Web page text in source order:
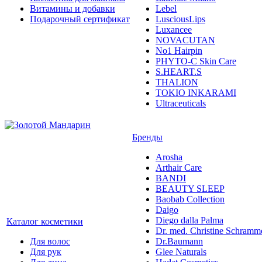
Витамины и добавки
Подарочный сертификат
Lebel
LusciousLips
Luxancee
NOVACUTAN
No1 Hairpin
PHYTO-C Skin Care
S.HEART.S
THALION
TOKIO INKARAMI
Ultraceuticals
Каталог косметики
Для волос
Для рук
Бренды
Arosha
Arthair Care
BANDI
BEAUTY SLEEP
Baobab Collection
Daigo
Diego dalla Palma
Dr. med. Christine
Dr.Baumann
Glee Naturals